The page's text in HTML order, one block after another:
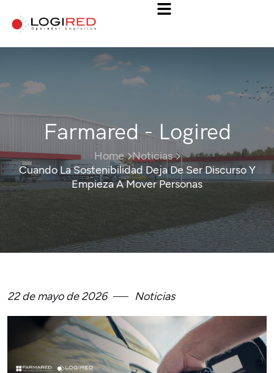
Farmared - Logired
Home Noticias
Cuando La Sostenibilidad Deja De Ser Discurso Y
Empieza A Mover Personas
22 de mayo de 2026 Noticias